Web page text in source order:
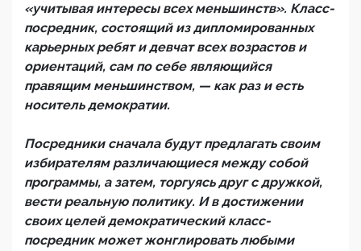
«учитывая интересы всех меньшинств». Класс-
посредник, состоящий из дипломированных
карьерных ребят и девчат всех возрастов и
ориентаций, сам по себе являющийся
правящим меньшинством, — как раз и есть
носитель демократии.
Посредники сначала будут предлагать своим
избирателям различающиеся между собой
программы, а затем, торгуясь друг с дружкой,
вести реальную политику. И в достижении
своих целей демократический класс-
посредник может жонглировать любыми